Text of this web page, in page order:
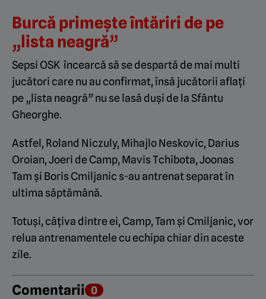
Burcă primește întăriri de pe
„lista neagră”
Sepsi OSK încearcă să se despartă de mai multi
jucători care nu au confirmat, însă jucătorii aflați
pe „lista neagră” nu se lasă duși de la Sfântu
Gheorghe.
Astfel, Roland Niczuly, Mihajlo Neskovic, Darius
Oroian, Joeri de Camp, Mavis Tchibota, Joonas
Tam și Boris Cmiljanic s-au antrenat separat în
ultima săptămână.
Totuși, câțiva dintre ei, Camp, Tam și Cmiljanic, vor
relua antrenamentele cu echipa chiar din aceste
zile.
Comentarii 0